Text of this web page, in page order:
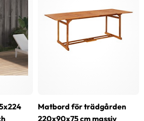
Matbord för trädgården
220x90x75 cm massiv